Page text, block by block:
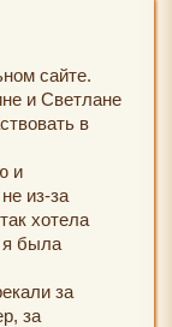
сайте.
и Светлане
в
и
из-за
хотела
я была
за
за